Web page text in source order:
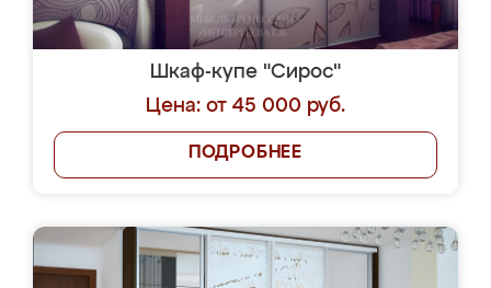
Шкаф-купе "Сирос"
Цена: от 45 000 руб.
ПОДРОБНЕЕ